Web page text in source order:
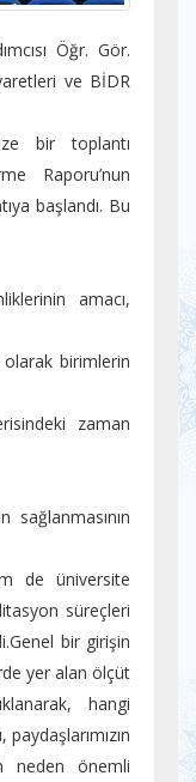
Öğr. Gör.
ve BİDR
bir toplantı
Raporu’nun
başlandı. Bu
amacı,
olarak birimlerin
zaman
sağlanmasının
de üniversite
süreçleri
bir girişin
yer alan ölçüt
hangi
neden önemli